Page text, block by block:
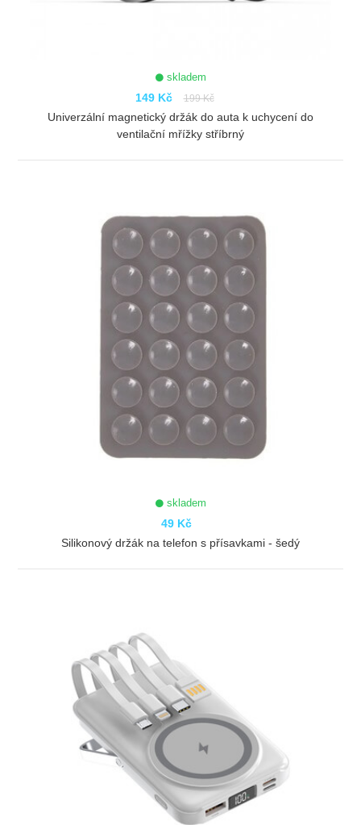
skladem
149 Kč 199 Kč
Univerzální magnetický držák do auta k uchycení do
ventilační mřížky stříbrný
skladem
49 Kč
Silikonový držák na telefon s přísavkami - šedý